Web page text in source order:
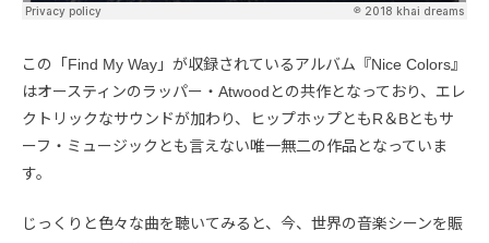
この「Find My Way」が収録されているアルバム『Nice Colors』
はオースティンのラッパー・Atwoodとの共作となっており、エレ
クトリックなサウンドが加わり、ヒップホップともR＆Bともサ
ーフ・ミュージックとも言えない唯一無二の作品となっていま
す。
じっくりと色々な曲を聴いてみると、今、世界の音楽シーンを賑